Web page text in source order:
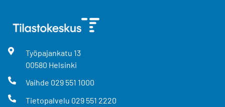
Työpajankatu 13
00580 Helsinki
Vaihde 029 551 1000
Tietopalvelu 029 551 2220